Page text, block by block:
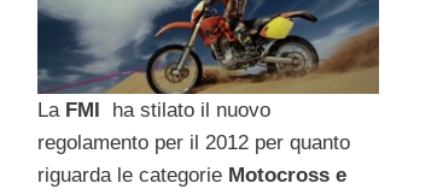
La FMI
ha stilato il nuovo
regolamento per il 2012 per quanto
riguarda le categorie Motocross e